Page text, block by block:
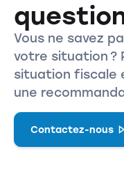
Vous ne savez
votre situation ?
situation fiscale
une
Contactez-nous